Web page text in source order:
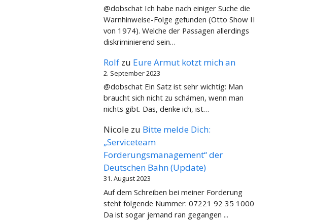
@dobschat Ich habe nach einiger Suche die
Warnhinweise-Folge gefunden (Otto Show II
von 1974). Welche der Passagen allerdings
diskriminierend sein…
Rolf zu Eure Armut kotzt mich an
2. September 2023
@dobschat Ein Satz ist sehr wichtig: Man
braucht sich nicht zu schämen, wenn man
nichts gibt. Das, denke ich, ist…
Nicole zu Bitte melde Dich:
„Serviceteam
Forderungsmanagement“ der
Deutschen Bahn (Update)
31. August 2023
Auf dem Schreiben bei meiner Forderung
steht folgende Nummer: 07221 92 35 1000
Da ist sogar jemand ran gegangen ...